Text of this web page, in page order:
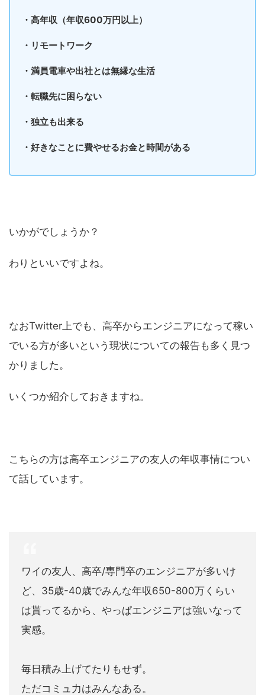
・高年収（年収600万円以上）
・リモートワーク
・満員電車や出社とは無縁な生活
・転職先に困らない
・独立も出来る
・好きなことに費やせるお金と時間がある
いかがでしょうか？
わりといいですよね。
なおTwitter上でも、高卒からエンジニアになって稼い
でいる方が多いという現状についての報告も多く見つ
かりました。
いくつか紹介しておきますね。
こちらの方は高卒エンジニアの友人の年収事情につい
て話しています。
ワイの友人、高卒/専門卒のエンジニアが多いけ
ど、35歳-40歳でみんな年収650-800万くらい
は貰ってるから、やっぱエンジニアは強いなって
実感。
毎日積み上げてたりもせず。
ただコミュ力はみんなある。